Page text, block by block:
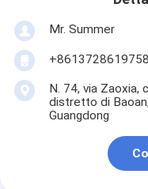
Mr. Summer
+8613728619758
N. 74, via Zaoxia,
distretto di
Guangdong